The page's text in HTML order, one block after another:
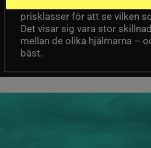
prisklasser för att se vilken
Det visar sig vara stor
mellan de olika hjälmarna –
bäst.